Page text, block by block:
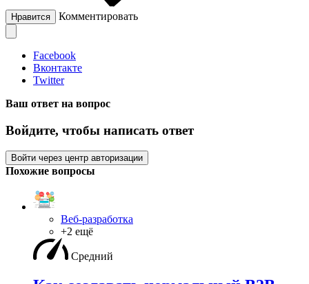
Нравится Комментировать
Facebook
Вконтакте
Twitter
Ваш ответ на вопрос
Войдите, чтобы написать ответ
Войти через центр авторизации
Похожие вопросы
Веб-разработка
+2 ещё
Средний